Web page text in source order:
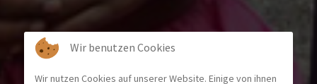
Wir benutzen Cookies
Wir nutzen Cookies auf unserer Website. Einige von ihnen